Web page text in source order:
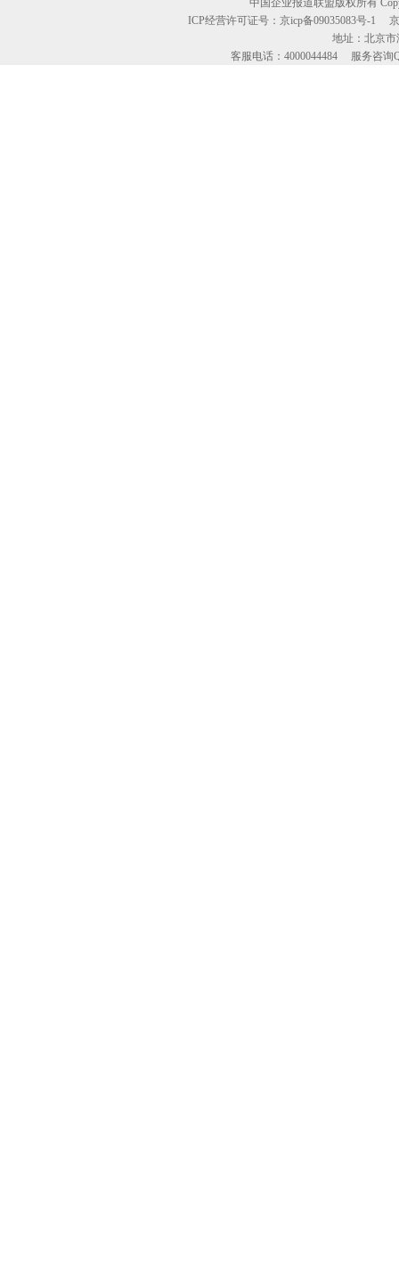
中国企业报道联盟版权所有
ICP经营许可证号：京icp备09035083号-1
地址：北京市
客服电话：4000044484 服务咨询